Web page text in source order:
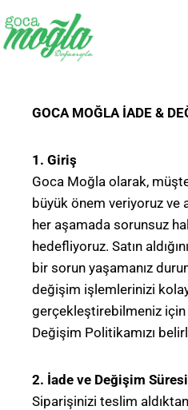
GOCA MOĞLA İADE &
1. Giriş
Goca Moğla olarak,
büyük önem veriyoruz ve
her aşamada sorunsuz
hedefliyoruz. Satın
bir sorun yaşamanız
değişim işlemlerinizi
gerçekleştirebilmeniz için
Değişim Politikamızı
2. İade ve Değişim Süresi
Siparişinizi teslim